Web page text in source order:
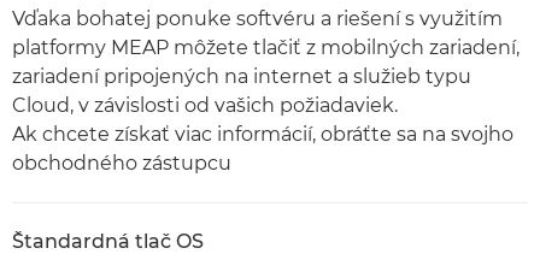
Vďaka bohatej ponuke softvéru a riešení s využitím
platformy MEAP môžete tlačiť z mobilných zariadení,
zariadení pripojených na internet a služieb typu
Cloud, v závislosti od vašich požiadaviek.
Ak chcete získať viac informácií, obráťte sa na svojho
obchodného zástupcu
Štandardná tlač OS